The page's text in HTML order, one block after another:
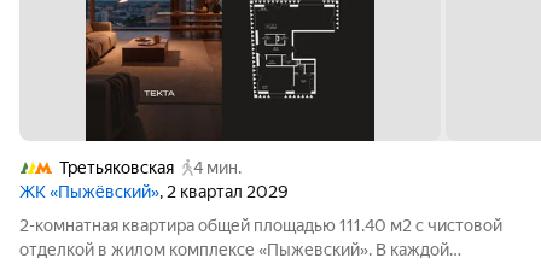
Третьяковская
4 мин.
ЖК «Пыжёвский», 2 квартал 2029
2-комнатная квартира общей площадью 111.40 м2 c чистовой
отделкой в жилом комплексе «Пыжевский». В каждой